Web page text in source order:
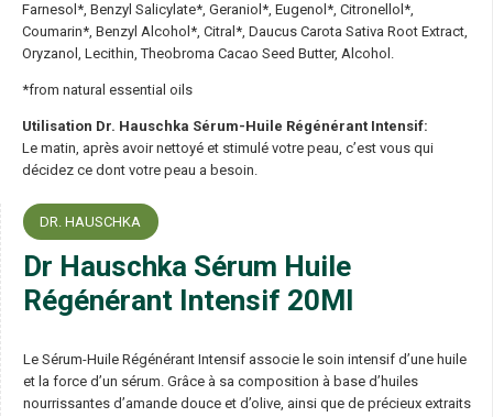
Farnesol*, Benzyl Salicylate*, Geraniol*, Eugenol*, Citronellol*,
Coumarin*, Benzyl Alcohol*, Citral*, Daucus Carota Sativa Root Extract,
Oryzanol, Lecithin, Theobroma Cacao Seed Butter, Alcohol.
*from natural essential oils
Utilisation Dr. Hauschka Sérum-Huile Régénérant Intensif:
Le matin, après avoir nettoyé et stimulé votre peau, c’est vous qui
décidez ce dont votre peau a besoin.
DR. HAUSCHKA
Dr Hauschka Sérum Huile
Régénérant Intensif 20Ml
Le Sérum-Huile Régénérant Intensif associe le soin intensif d’une huile
et la force d’un sérum. Grâce à sa composition à base d’huiles
nourrissantes d’amande douce et d’olive, ainsi que de précieux extraits